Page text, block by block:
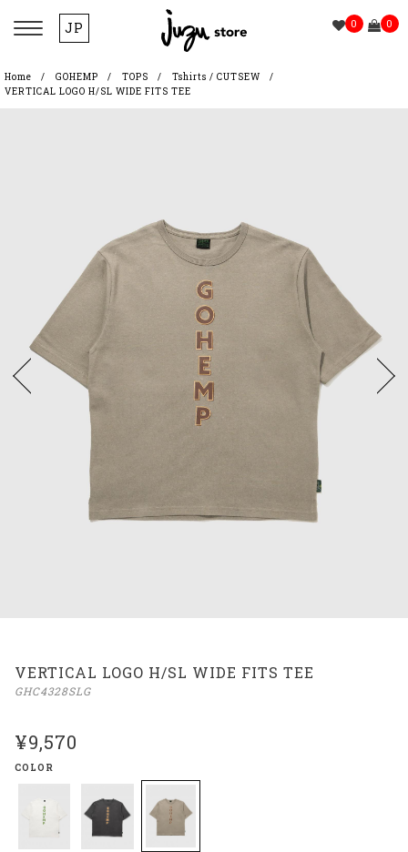
JP 0 0
Home GOHEMP TOPS
Tshirts / CUTSEW
VERTICAL LOGO H/SL WIDE FITS TEE
VERTICAL LOGO H/SL WIDE FITS TEE
GHC4328SLG
¥9,570
COLOR